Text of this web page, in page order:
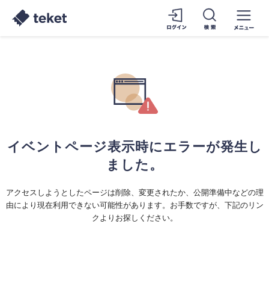
イベントページ表示時にエラーが発生し
ました。
アクセスしようとしたページは削除、変更されたか、公開準備中などの理
由により現在利用できない可能性があります。お手数ですが、下記のリン
クよりお探しください。